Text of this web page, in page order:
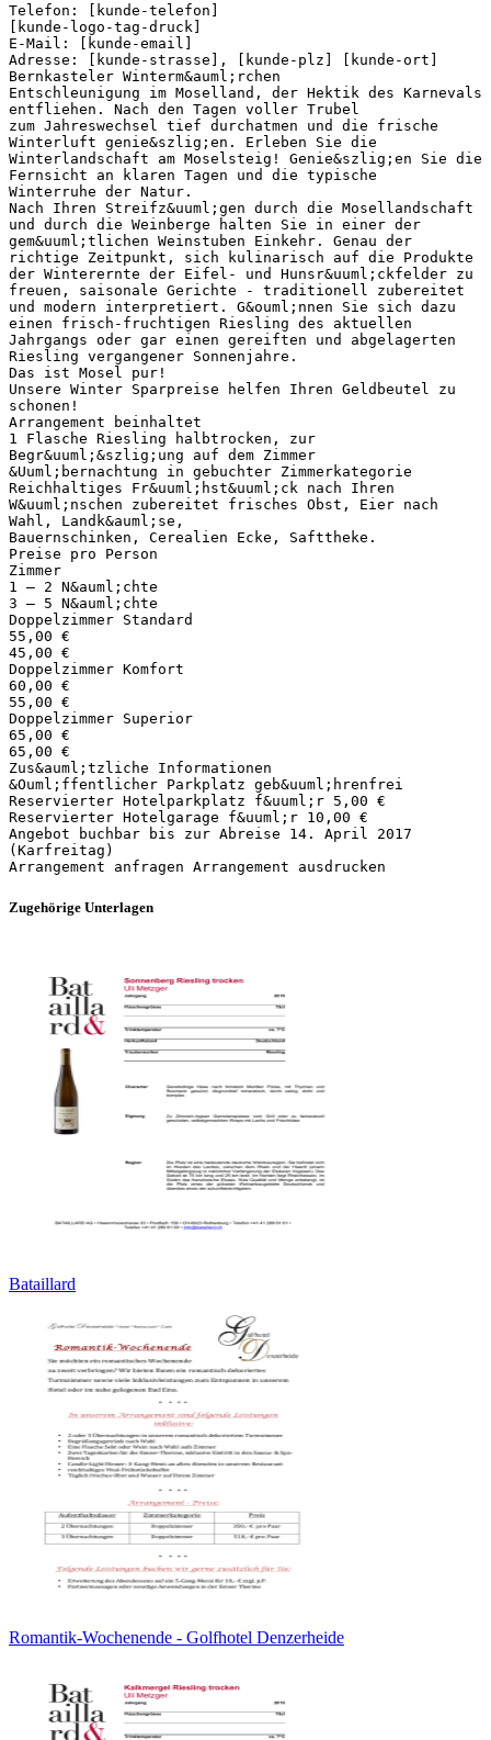
Telefon: [kunde-telefon]
[kunde-logo-tag-druck]
E-Mail: [kunde-email]
Adresse: [kunde-strasse], [kunde-plz] [kunde-ort]
Bernkasteler Winterm&auml;rchen
Entschleunigung im Moselland, der Hektik des Karnevals
entfliehen. Nach den Tagen voller Trubel
zum Jahreswechsel tief durchatmen und die frische
Winterluft genie&szlig;en. Erleben Sie die
Winterlandschaft am Moselsteig! Genie&szlig;en Sie die
Fernsicht an klaren Tagen und die typische
Winterruhe der Natur.
Nach Ihren Streifz&uuml;gen durch die Mosellandschaft
und durch die Weinberge halten Sie in einer der
gem&uuml;tlichen Weinstuben Einkehr. Genau der
richtige Zeitpunkt, sich kulinarisch auf die Produkte
der Winterernte der Eifel- und Hunsr&uuml;ckfelder zu
freuen, saisonale Gerichte - traditionell zubereitet
und modern interpretiert. G&ouml;nnen Sie sich dazu
einen frisch-fruchtigen Riesling des aktuellen
Jahrgangs oder gar einen gereiften und abgelagerten
Riesling vergangener Sonnenjahre.
Das ist Mosel pur!
Unsere Winter Sparpreise helfen Ihren Geldbeutel zu
schonen!
Arrangement beinhaltet
1 Flasche Riesling halbtrocken, zur
Begr&uuml;&szlig;ung auf dem Zimmer
&Uuml;bernachtung in gebuchter Zimmerkategorie
Reichhaltiges Fr&uuml;hst&uuml;ck nach Ihren
W&uuml;nschen zubereitet frisches Obst, Eier nach
Wahl, Landk&auml;se,
Bauernschinken, Cerealien Ecke, Safttheke.
Preise pro Person
Zimmer
1 – 2 N&auml;chte
3 – 5 N&auml;chte
Doppelzimmer Standard
55,00 €
45,00 €
Doppelzimmer Komfort
60,00 €
55,00 €
Doppelzimmer Superior
65,00 €
65,00 €
Zus&auml;tzliche Informationen
&Ouml;ffentlicher Parkplatz geb&uuml;hrenfrei
Reservierter Hotelparkplatz f&uuml;r 5,00 €
Reservierter Hotelgarage f&uuml;r 10,00 €
Angebot buchbar bis zur Abreise 14. April 2017
(Karfreitag)
Zugehörige Unterlagen
Bataillard
Romantik-Wochenende - Golfhotel Denzerheide